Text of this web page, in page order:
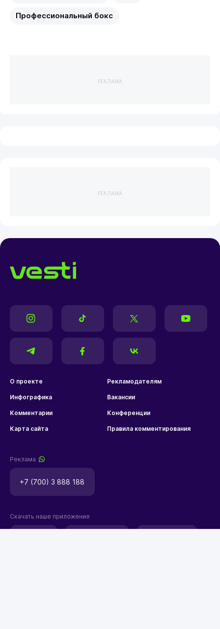
Профессиональный бокс
РЕКЛАМА
РЕКЛАМА
О проекте Рекламодателям
Инфографика Вакансии
Комментарии Конференции
Карта сайта Правила комментирования
Реклама
+7 (700) 3 888 188
Скачать наше приложение